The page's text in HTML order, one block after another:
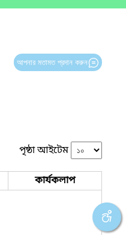
আপনার মতামত প্রদান করুন
পৃষ্ঠা আইটেম
কার্যকলাপ